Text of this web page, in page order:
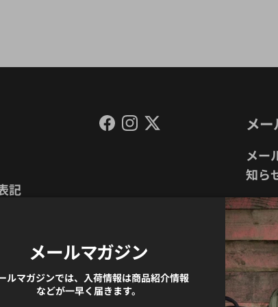
記
Facebook
Instagram
Twitter メ
メー
知ら
メールマガジン
ルマガジンでは、入荷情報は商品紹介情報
などが一早く届きます。